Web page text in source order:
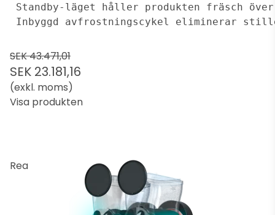
Standby-läget håller produkten fräsch
Inbyggd avfrostningscykel eliminerar
SEK 43.471,01
SEK 23.181,16
(exkl. moms)
Visa produkten
Rea